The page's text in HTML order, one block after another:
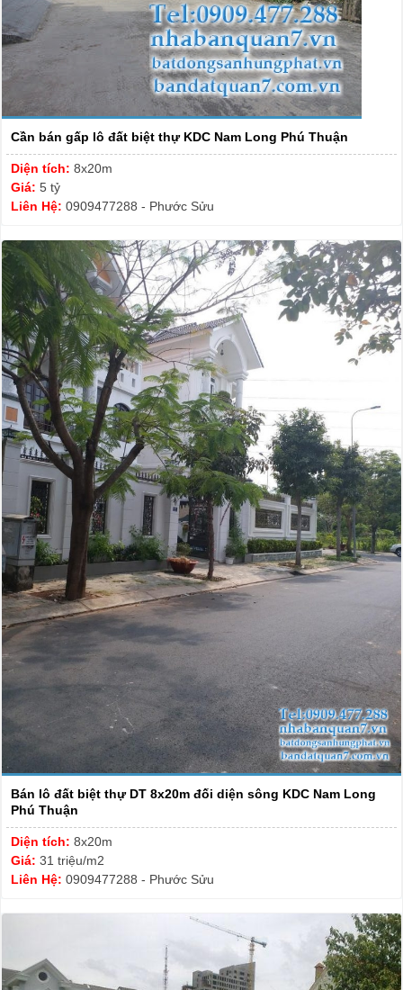
Cần bán gấp lô đất biệt thự KDC Nam Long Phú Thuận
Diện tích: 8x20m
Giá: 5 tỷ
Liên Hệ: 0909477288 - Phước Sửu
Bán lô đất biệt thự DT 8x20m đối diện sông KDC Nam Long
Phú Thuận
Diện tích: 8x20m
Giá: 31 triệu/m2
Liên Hệ: 0909477288 - Phước Sửu